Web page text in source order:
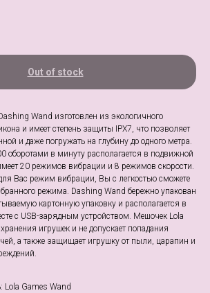
Out of stock
Wand изготовлен из экологичного
и имеет степень защиты IPX7, что позволяет
и даже погружать на глубину до одного метра.
в минуту располагается в подвижной
20 режимов вибрации и 8 режимов скорости.
Вас режим вибрации, Вы с легкостью сможете
режима. Dashing Wand бережно упакован
картонную упаковку и располагается в
с USB-зарядным устройством. Мешочек Lola
игрушек и не допускает попадания
а также защищает игрушку от пыли, царапин и
Lola Games Wand